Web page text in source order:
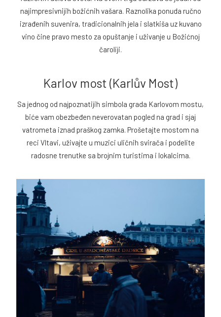
najimpresivnijih božićnih vašara. Raznolika ponuda ručno
izrađenih suvenira, tradicionalnih jela i slatkiša uz kuvano
vino čine pravo mesto za opuštanje i uživanje u Božićnoj
čaroliji.
Karlov most (Karlův Most)
Sa jednog od najpoznatijih simbola grada Karlovom mostu,
biće vam obezbeđen neverovatan pogled na grad i sjaj
vatrometa iznad praškog zamka. Prošetajte mostom na
reci Vltavi, uživajte u muzici uličnih svirača i podelite
radosne trenutke sa brojnim turistima i lokalcima.